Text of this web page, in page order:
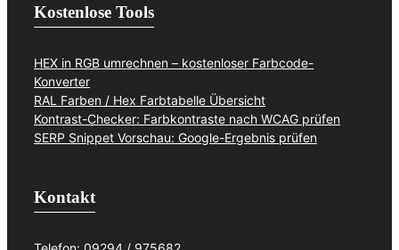
Kostenlose Tools
HEX in RGB umrechnen – kostenloser Farbcode-
Konverter
RAL Farben / Hex Farbtabelle Übersicht
Kontrast-Checker: Farbkontraste nach WCAG prüfen
SERP Snippet Vorschau: Google-Ergebnis prüfen
Kontakt